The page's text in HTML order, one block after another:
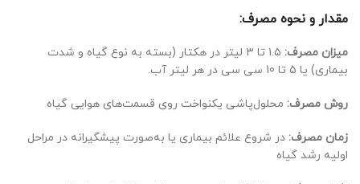
مقدار و نحوه مصرف:
میزان مصرف:
۱.۵ تا ۳ لیتر در هکتار (بسته به نوع گیاه و شدت
بیماری) یا 5 تا 10 سی سی در هر لیتر آب.
روش مصرف: محلول‌پاشی یکنواخت روی قسمت‌های هوایی گیاه
زمان مصرف: در شروع علائم بیماری یا به‌صورت پیشگیرانه در مراحل
اولیه رشد گیاه